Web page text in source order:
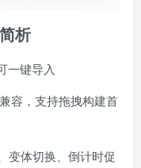
析
一键导入
容，支持拖拽构建首
变体切换、倒计时促